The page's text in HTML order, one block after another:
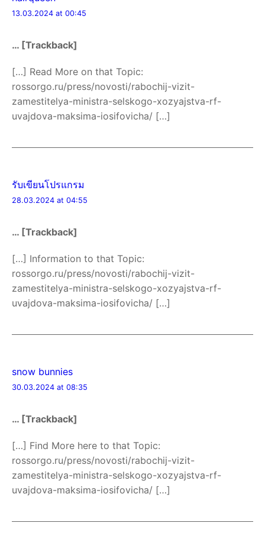
13.03.2024 at 00:45
… [Trackback]
[…] Read More on that Topic:
rossorgo.ru/press/novosti/rabochij-vizit-
zamestitelya-ministra-selskogo-xozyajstva-rf-
uvajdova-maksima-iosifovicha/ […]
รับเขียนโปรแกรม
28.03.2024 at 04:55
… [Trackback]
[…] Information to that Topic:
rossorgo.ru/press/novosti/rabochij-vizit-
zamestitelya-ministra-selskogo-xozyajstva-rf-
uvajdova-maksima-iosifovicha/ […]
snow bunnies
30.03.2024 at 08:35
… [Trackback]
[…] Find More here to that Topic:
rossorgo.ru/press/novosti/rabochij-vizit-
zamestitelya-ministra-selskogo-xozyajstva-rf-
uvajdova-maksima-iosifovicha/ […]